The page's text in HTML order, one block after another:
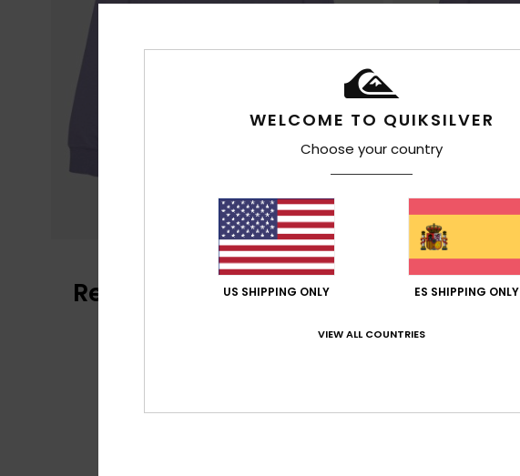
Reseñas de los clientes
WELCOME TO QUIKSILVER
Choose your country
US SHIPPING ONLY ES SHIPPING ONLY
VIEW ALL COUNTRIES